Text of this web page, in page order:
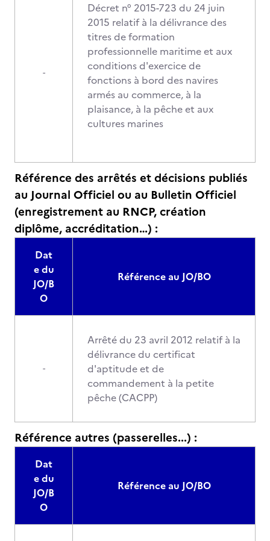
-
Décret n° 2015-723 du 24 juin
2015 relatif à la délivrance des
titres de formation
professionnelle maritime et aux
conditions d'exercice de
fonctions à bord des navires
armés au commerce, à la
plaisance, à la pêche et aux
cultures marines
Référence des arrêtés et décisions publiés
au Journal Officiel ou au Bulletin Officiel
(enregistrement au RNCP, création
diplôme, accréditation…) :
Dat
e du
JO/B
O
Référence au JO/BO
-
Arrêté du 23 avril 2012 relatif à la
délivrance du certificat
d'aptitude et de
commandement à la petite
pêche (CACPP)
Référence autres (passerelles...) :
Dat
e du
JO/B
O
Référence au JO/BO